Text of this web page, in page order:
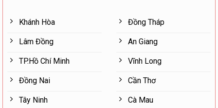
Khánh Hòa
Lâm Đồng
TP.Hồ Chí Minh
Đồng Nai
Tây Ninh
Đồng Tháp
An Giang
Vĩnh Long
Cần Thơ
Cà Mau